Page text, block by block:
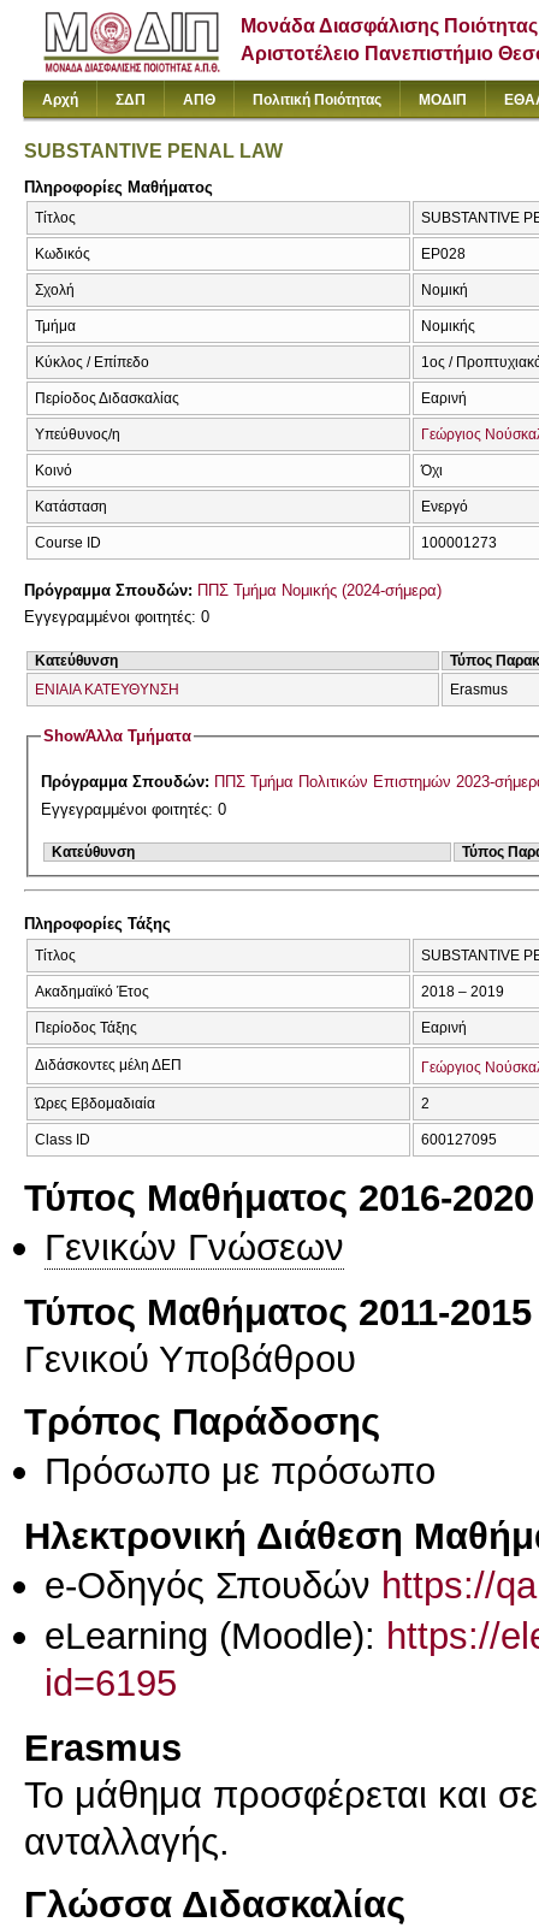
Μονάδα Διασφάλισης Ποιότητας
Αριστοτέλειο Πανεπιστήμιο
Αρχή ΣΔΠ ΑΠΘ Πολιτική Ποιότητας ΜΟΔΙΠ
SUBSTANTIVE PENAL LAW
Πληροφορίες Μαθήματος
Τίτλος SUBSTANTIVE
Κωδικός ΕΡ028
Σχολή Νομική
Τμήμα Νομικής
Κύκλος / Επίπεδο 1ος /
Περίοδος Διδασκαλίας Εαρινή
Υπεύθυνος/η Γεώργιος
Κοινό Όχι
Κατάσταση Ενεργό
Course ID 100001273
Πρόγραμμα Σπουδών: ΠΠΣ Τμήμα Νομικής (2024-σήμερα)
Εγγεγραμμένοι φοιτητές: 0
Κατεύθυνση
Τύπος
ΕΝΙΑΙΑ ΚΑΤΕΥΘΥΝΣΗ
Erasmus
ShowΆλλα Τμήματα
Πρόγραμμα Σπουδών: ΠΠΣ Τμήμα Πολιτικών Επιστημών 2023-
Εγγεγραμμένοι φοιτητές: 0
Κατεύθυνση Τύπος
Πληροφορίες Τάξης
Τίτλος SUBSTANTIVE
Ακαδημαϊκό Έτος 2018 – 2019
Περίοδος Τάξης Εαρινή
Διδάσκοντες μέλη ΔΕΠ Γεώργιος
Ώρες Εβδομαδιαία 2
Class ID 600127095
Τύπος Μαθήματος 2016-2020
Γενικών Γνώσεων
Τύπος Μαθήματος 2011-2015
Γενικού Υποβάθρου
Τρόπος Παράδοσης
Πρόσωπο με πρόσωπο
Ηλεκτρονική Διάθεση
e-Οδηγός Σπουδών https://
eLearning (Moodle): https://
id=6195
Erasmus
Το μάθημα προσφέρεται και
ανταλλαγής.
Γλώσσα Διδασκαλίας